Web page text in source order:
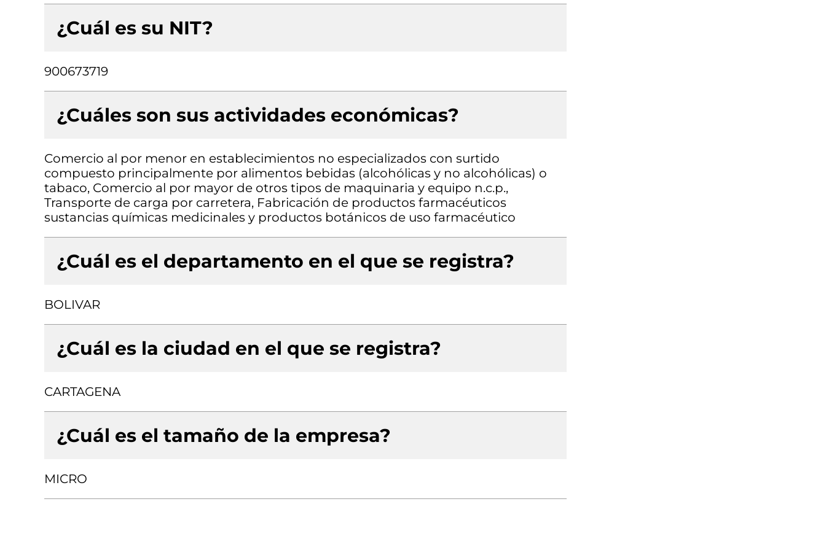
¿Cuál es su NIT?
900673719
¿Cuáles son sus actividades económicas?
Comercio al por menor en establecimientos no especializados con surtido
compuesto principalmente por alimentos bebidas (alcohólicas y no alcohólicas) o
tabaco, Comercio al por mayor de otros tipos de maquinaria y equipo n.c.p.,
Transporte de carga por carretera, Fabricación de productos farmacéuticos
sustancias químicas medicinales y productos botánicos de uso farmacéutico
¿Cuál es el departamento en el que se registra?
BOLIVAR
¿Cuál es la ciudad en el que se registra?
CARTAGENA
¿Cuál es el tamaño de la empresa?
MICRO